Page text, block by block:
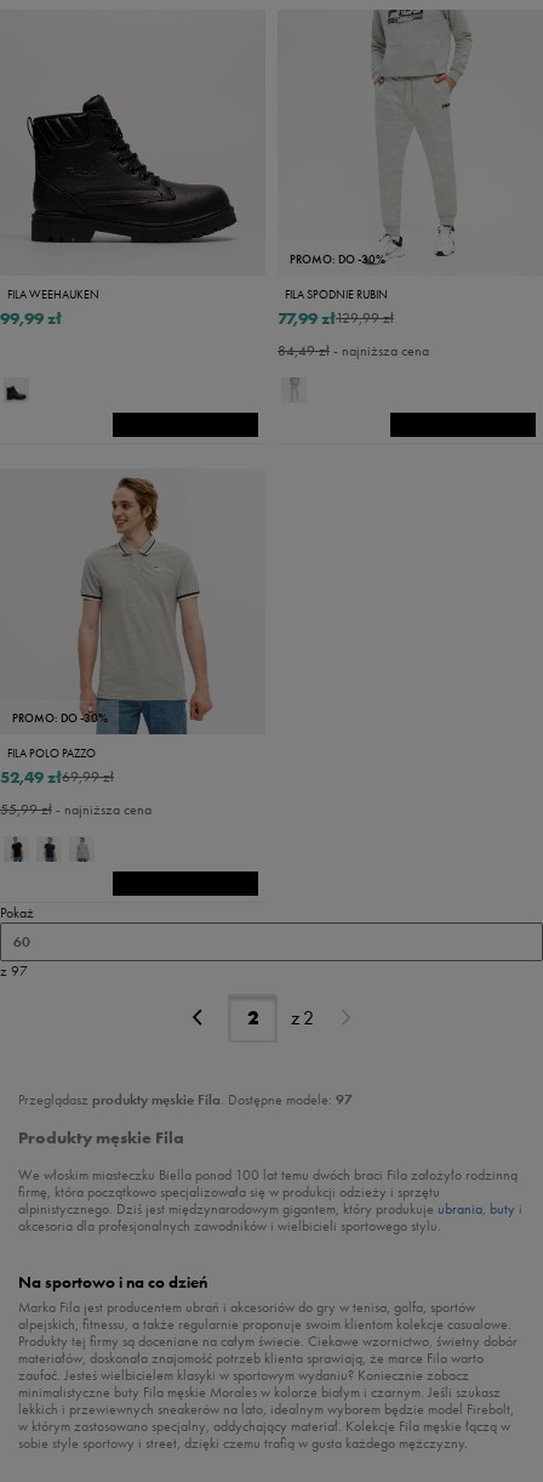
FILA WEEHAUKEN
99,99 zł
PROMO: DO -30%
FILA SPODNIE RUBIN
129,99 zł
77,99 zł
84,49 zł- najniższa cena
PROMO: DO -30%
FILA POLO PAZZO
69,99 zł
52,49 zł
55,99 zł- najniższa cena
Pokaż
60
z 97
z2
Przeglądasz produkty męskie Fila. Dostępne modele: 97
Produkty męskie Fila
We włoskim miasteczku Biella ponad 100 lat temu dwóch braci Fila założyło rodzinną
firmę, która początkowo specjalizowała się w produkcji odzieży i sprzętu
alpinistycznego. Dziś jest międzynarodowym gigantem, który produkuje ubrania, buty i
akcesoria dla profesjonalnych zawodników i wielbicieli sportowego stylu.
Na sportowo i na co dzień
Marka Fila jest producentem ubrań i akcesoriów do gry w tenisa, golfa, sportów
alpejskich, fitnessu, a także regularnie proponuje swoim klientom kolekcje casualowe.
Produkty tej firmy są doceniane na całym świecie. Ciekawe wzornictwo, świetny dobór
materiałów, doskonała znajomość potrzeb klienta sprawiają, że marce Fila warto
zaufać. Jesteś wielbicielem klasyki w sportowym wydaniu? Koniecznie zobacz
minimalistyczne buty Fila męskie Morales w kolorze białym i czarnym. Jeśli szukasz
lekkich i przewiewnych sneakerów na lato, idealnym wyborem będzie model Firebolt,
w którym zastosowano specjalny, oddychający materiał. Kolekcje Fila męskie łączą w
sobie style sportowy i street, dzięki czemu trafią w gusta każdego mężczyzny.